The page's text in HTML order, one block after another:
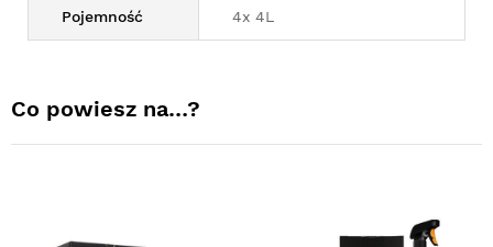
Pojemność 4x 4L
Co powiesz na…?